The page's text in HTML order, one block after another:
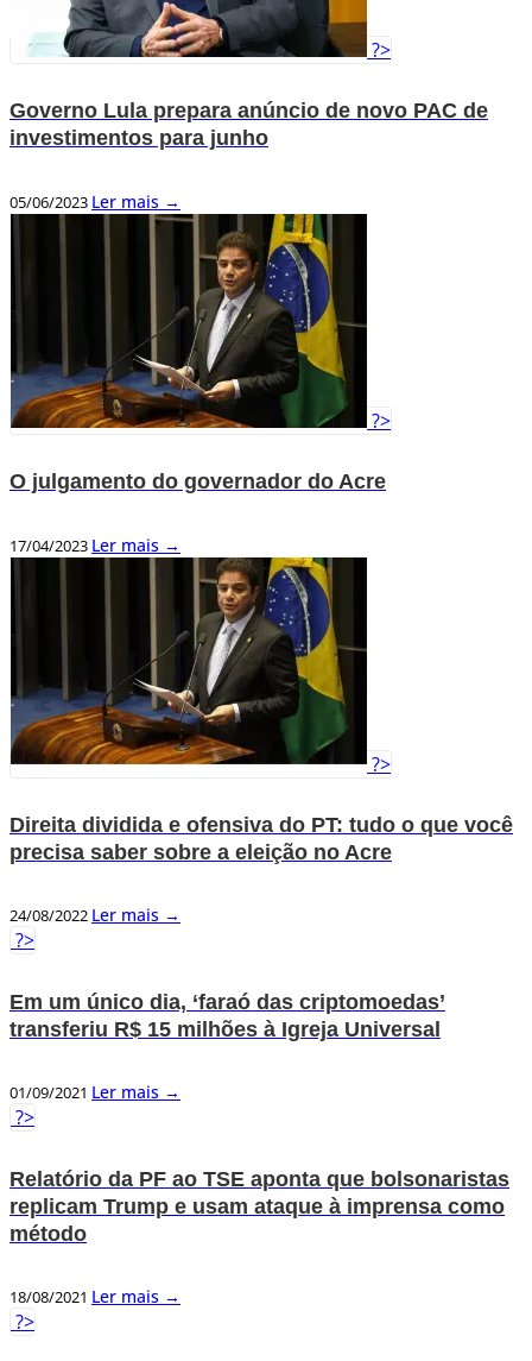
?>
Governo Lula prepara anúncio de novo PAC de
investimentos para junho
05/06/2023 Ler mais →
?>
O julgamento do governador do Acre
17/04/2023 Ler mais →
?>
Direita dividida e ofensiva do PT: tudo o que você
precisa saber sobre a eleição no Acre
24/08/2022 Ler mais →
?>
Em um único dia, ‘faraó das criptomoedas’
transferiu R$ 15 milhões à Igreja Universal
01/09/2021 Ler mais →
?>
Relatório da PF ao TSE aponta que bolsonaristas
replicam Trump e usam ataque à imprensa como
método
18/08/2021 Ler mais →
?>